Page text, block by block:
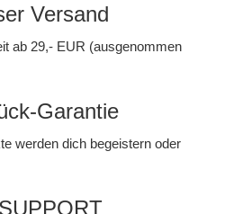
Versand
ab 29,- EUR (ausgenommen
Garantie
werden dich begeistern oder